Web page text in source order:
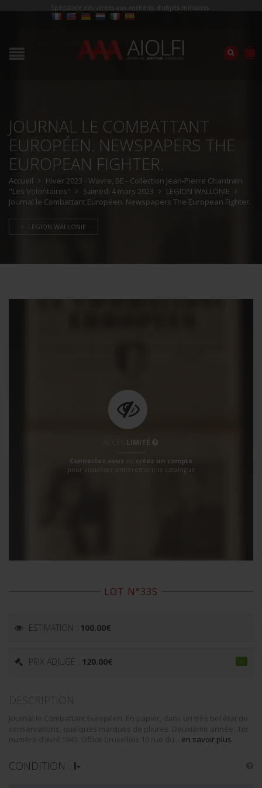
Spécialiste des ventes aux enchères d'objets militaires
JOURNAL LE COMBATTANT
EUROPÉEN. NEWSPAPERS THE
EUROPEAN FIGHTER.
Accueil
Hiver 2023 - Wavre, BE - Collection Jean-Pierre Chantrain
"Les Volontaires"
Samedi 4 mars 2023
LEGION WALLONIE
Journal le Combattant Européen. Newspapers The European Fighter.
LEGION WALLONIE
LIMITÉ
Connectez-vous ou créez un compte
pour visualiser entièrement le catalogue
LOT N°335
ESTIMATION : 100.00€
PRIX ADJUGÉ : 120.00€
DESCRIPTION
Journal le Combattant Européen. En papier, dans un très bel état de
conservations, quelques marques de pliures. Deuxième année, 1er
numéro d’avril 1943. Office bruxellois 10 rue du... en savoir plus
CONDITION : I-